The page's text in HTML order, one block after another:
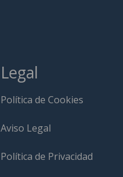
Legal
Política de Cookies
Aviso Legal
Política de Privacidad